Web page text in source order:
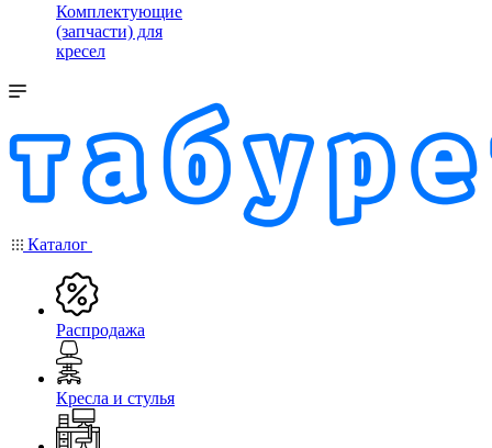
Комплектующие
(запчасти) для
кресел
Каталог
Распродажа
Кресла и стулья